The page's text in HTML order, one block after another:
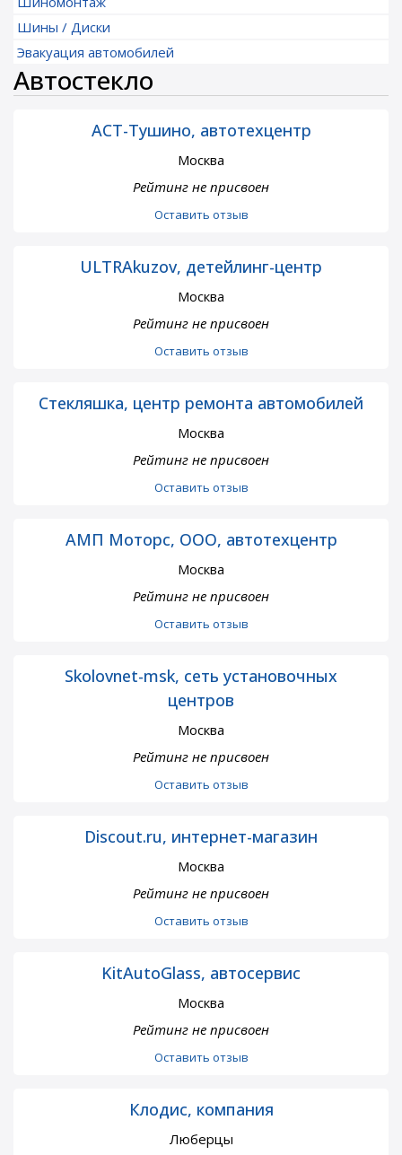
Шины / Диски
Эвакуация автомобилей
Автостекло
АСТ-Тушино, автотехцентр
Москва
Рейтинг не присвоен
Оставить отзыв
ULTRAkuzov, детейлинг-центр
Москва
Рейтинг не присвоен
Оставить отзыв
Стекляшка, центр ремонта автомобилей
Москва
Рейтинг не присвоен
Оставить отзыв
АМП Моторс, ООО, автотехцентр
Москва
Рейтинг не присвоен
Оставить отзыв
Skolovnet-msk, сеть установочных
центров
Москва
Рейтинг не присвоен
Оставить отзыв
Discout.ru, интернет-магазин
Москва
Рейтинг не присвоен
Оставить отзыв
KitAutoGlass, автосервис
Москва
Рейтинг не присвоен
Оставить отзыв
Клодис, компания
Люберцы